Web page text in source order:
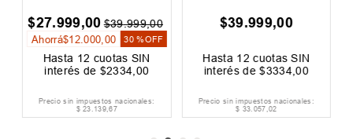
$27.999,00 $39.999,00
Ahorrá$12.000 00 30 %OFF
Hasta 12 cuotas SIN
interés de $2334 00
Precio sin impuestos nacionales:
$ 23.139,67
$39.999,00
Hasta 12 cuotas SIN
interés de$3334,00
Precio sin impuestos nacionales:
$ 33.057,02